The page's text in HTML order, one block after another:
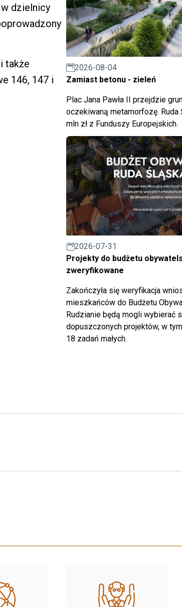
dzielnicy
także
146, 147 i
2026-08-04
Zamiast betonu - zieleń
Plac Jana Pawła II przejdzie
oczekiwaną metamorfozę. Ruda
mln zł z Funduszy Europejskich.
2026-07-31
Projekty do budżetu
zweryfikowane
Zakończyła się weryfikacja
mieszkańców do Budżetu
Rudzianie będą mogli wybierać
dopuszczonych projektów, w
18 zadań małych.